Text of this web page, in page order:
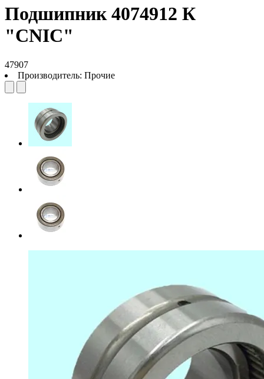
Подшипник 4074912 К
"СNIC"
47907
Производитель: Прочие